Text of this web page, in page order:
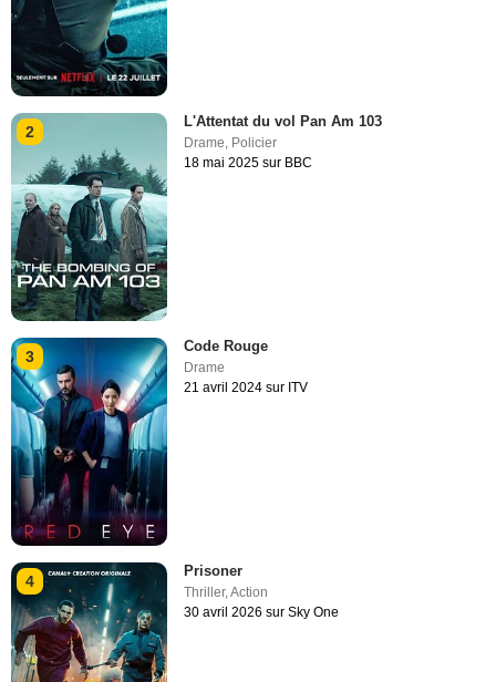
2
L'Attentat du vol Pan Am 103
Drame Policier
18 mai 2025 sur BBC
3
Code Rouge
Drame
21 avril 2024 sur ITV
4
Prisoner
Thriller,Action
30 avril 2026 sur Sky One